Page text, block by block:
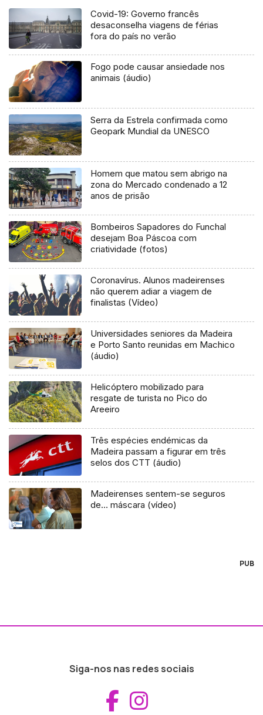
Covid-19: Governo francês
desaconselha viagens de férias
fora do país no verão
Fogo pode causar ansiedade nos
animais (áudio)
Serra da Estrela confirmada como
Geopark Mundial da UNESCO
Homem que matou sem abrigo na
zona do Mercado condenado a 12
anos de prisão
Bombeiros Sapadores do Funchal
desejam Boa Páscoa com
criatividade (fotos)
Coronavírus. Alunos madeirenses
não querem adiar a viagem de
finalistas (Vídeo)
Universidades seniores da Madeira
e Porto Santo reunidas em Machico
(áudio)
Helicóptero mobilizado para
resgate de turista no Pico do
Areeiro
Três espécies endémicas da
Madeira passam a figurar em três
selos dos CTT (áudio)
Madeirenses sentem-se seguros
de… máscara (vídeo)
PUB
Siga-nos nas redes sociais
Aceder ao